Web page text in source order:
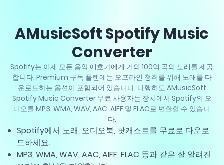
AMusicSoft Spotify Music
Converter
Spotify는 이제 모든 음악 애호가에게 거의 100억 곡의 노래를 제공
합니다. Premium 구독 플랜에는 오프라인 청취를 위해 노래를 다
운로드하는 옵션이 포함되어 있습니다. 다행히도 AMusicSoft
Spotify Music Converter 무료 사용자는 장치에서 Spotify의 오
디오를 MP3, WMA, WAV, AAC, AIFF 및 FLAC로 변환할 수 있습니
다.
Spotify에서 노래, 오디오북, 팟캐스트를 무료로 다운로
드하세요.
MP3, WMA, WAV, AAC, AIFF, FLAC 등과 같은 잘 알려진